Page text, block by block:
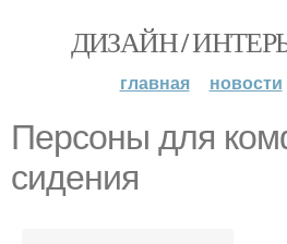
ДИЗАЙН /
главная новости
Персоны для
сидения